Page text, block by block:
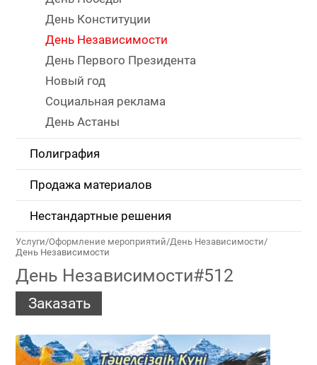
День Конституции
День Независимости
День Первого Президента
Новый год
Социальная реклама
День Астаны
Полиграфия
Продажа материалов
Нестандартные решения
Услуги/Оформление мероприятий/День Независимости/
День Независимости
День Независимости#512
Заказать